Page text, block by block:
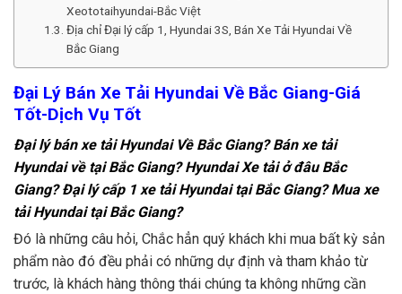
Xeototaihyundai-Bắc Việt
Địa chỉ Đại lý cấp 1, Hyundai 3S, Bán Xe Tải Hyundai Về
Bắc Giang
Đại Lý Bán Xe Tải Hyundai Về Bắc Giang-Giá
Tốt-Dịch Vụ Tốt
Đại lý bán xe tải Hyundai Về Bắc Giang? Bán xe tải
Hyundai về tại Bắc Giang? Hyundai Xe tải ở đâu Bắc
Giang? Đại lý cấp 1 xe tải Hyundai tại Bắc Giang? Mua xe
tải Hyundai tại Bắc Giang?
Đó là những câu hỏi, Chắc hẳn quý khách khi mua bất kỳ sản
phẩm nào đó đều phải có những dự định và tham khảo từ
trước, là khách hàng thông thái chúng ta không những cần